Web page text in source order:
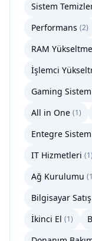
Sistem
Performans (2)
RAM Yükseltme
İşlemci
Gaming Sistem
All in One (1)
Entegre Sistem
IT Hizmetleri (1)
Ağ Kurulumu (1
Bilgisayar Satış
İkinci El (1)